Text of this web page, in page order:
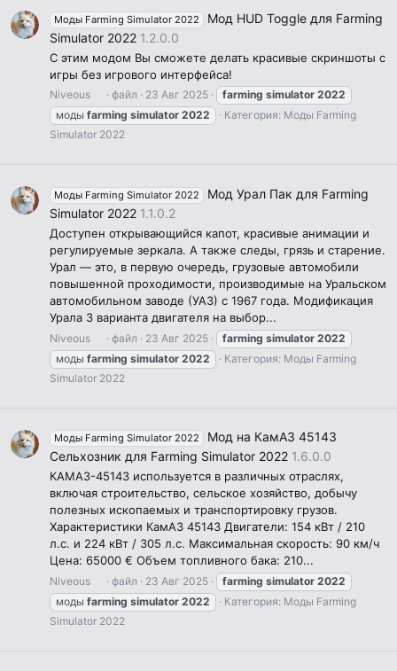
Моды Farming Simulator 2022
Мод HUD Toggle для Farming
Simulator 2022 1.2.0.0
С этим модом Вы сможете делать красивые скриншоты с
игры без игрового интерфейса!
Niveous файл 23 Авг 2025 farming simulator 2022
моды farming simulator 2022 Категория: Моды Farming
Simulator 2022
Моды Farming Simulator 2022
Мод Урал Пак для Farming
Simulator 2022 1.1.0.2
Доступен открывающийся капот, красивые анимации и
регулируемые зеркала. А также следы, грязь и старение.
Урал — это, в первую очередь, грузовые автомобили
повышенной проходимости, производимые на Уральском
автомобильном заводе (УАЗ) с 1967 года. Модификация
Урала 3 варианта двигателя на выбор...
Niveous файл 23 Авг 2025 farming simulator 2022
моды farming simulator 2022 Категория: Моды Farming
Simulator 2022
Моды Farming Simulator 2022
Мод на КамАЗ 45143
Сельхозник для Farming Simulator 2022 1.6.0.0
КАМАЗ-45143 используется в различных отраслях,
включая строительство, сельское хозяйство, добычу
полезных ископаемых и транспортировку грузов.
Характеристики КамАЗ 45143 Двигатели: 154 кВт / 210
л.с. и 224 кВт / 305 л.с. Максимальная скорость: 90 км/ч
Цена: 65000 € Объем топливного бака: 210...
Niveous файл 23 Авг 2025 farming simulator 2022
моды farming simulator 2022 Категория: Моды Farming
Simulator 2022